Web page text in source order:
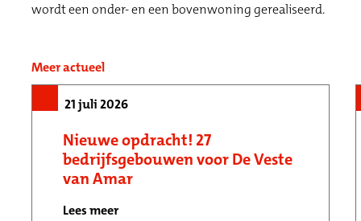
wordt een onder- en een bovenwoning gerealiseerd.
Meer actueel
21 juli 2026
Nieuwe opdracht! 27
bedrijfsgebouwen voor De Veste
van Amar
Lees meer